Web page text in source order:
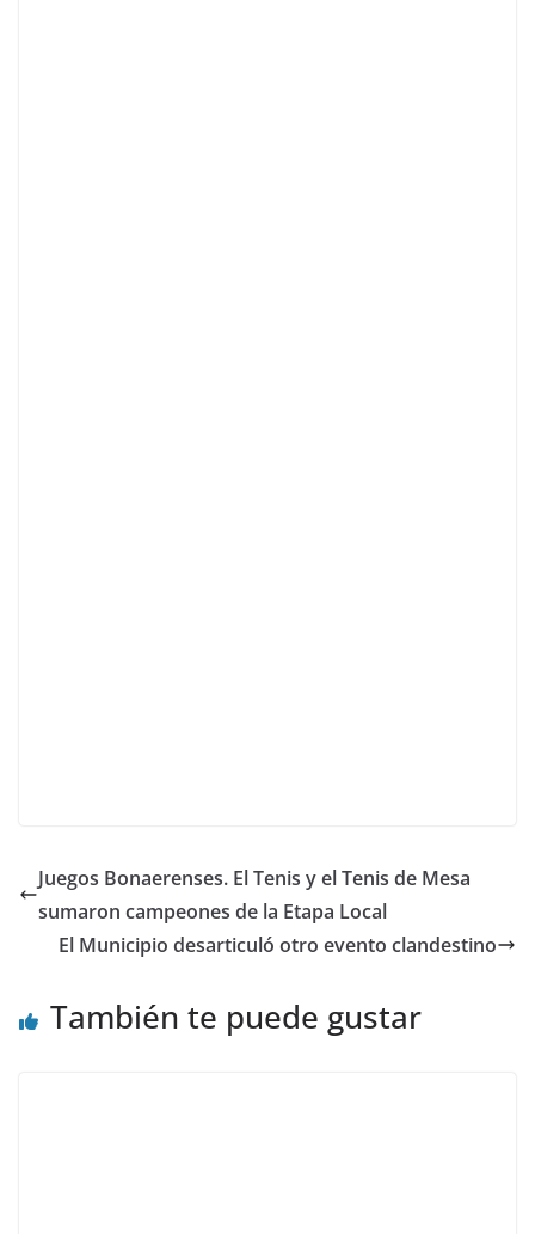
Juegos Bonaerenses. El Tenis y el Tenis de Mesa
sumaron campeones de la Etapa Local
El Municipio desarticuló otro evento clandestino
También te puede gustar